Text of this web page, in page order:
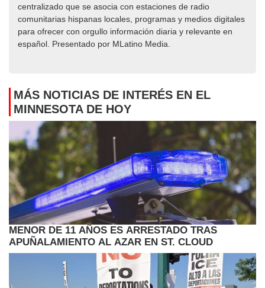
centralizado que se asocia con estaciones de radio
comunitarias hispanas locales, programas y medios digitales
para ofrecer con orgullo información diaria y relevante en
español. Presentado por MLatino Media.
MÁS NOTICIAS DE INTERÉS EN EL
MINNESOTA DE HOY
MENOR DE 11 AÑOS ES ARRESTADO TRAS
APUÑALAMIENTO AL AZAR EN ST. CLOUD